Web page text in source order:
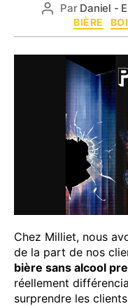
Auteur
l’article
Par Daniel -
BIÈRE
Chez Milliet, nous
de la part de nos
bière sans alcool
réellement
surprendre les